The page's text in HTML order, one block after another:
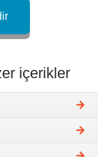
içerikler